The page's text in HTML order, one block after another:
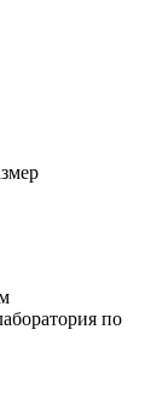
по